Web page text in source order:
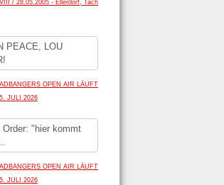
/ 28.05.2005 - Ellerdorf, Tach
PEACE, LOU
OPEN AIR LÄUFT
JULI 2026
Order: "hier kommt
OPEN AIR LÄUFT
JULI 2026